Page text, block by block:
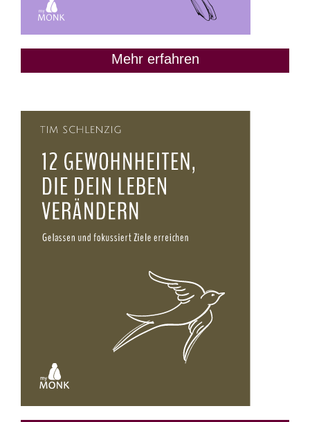
Mehr erfahren